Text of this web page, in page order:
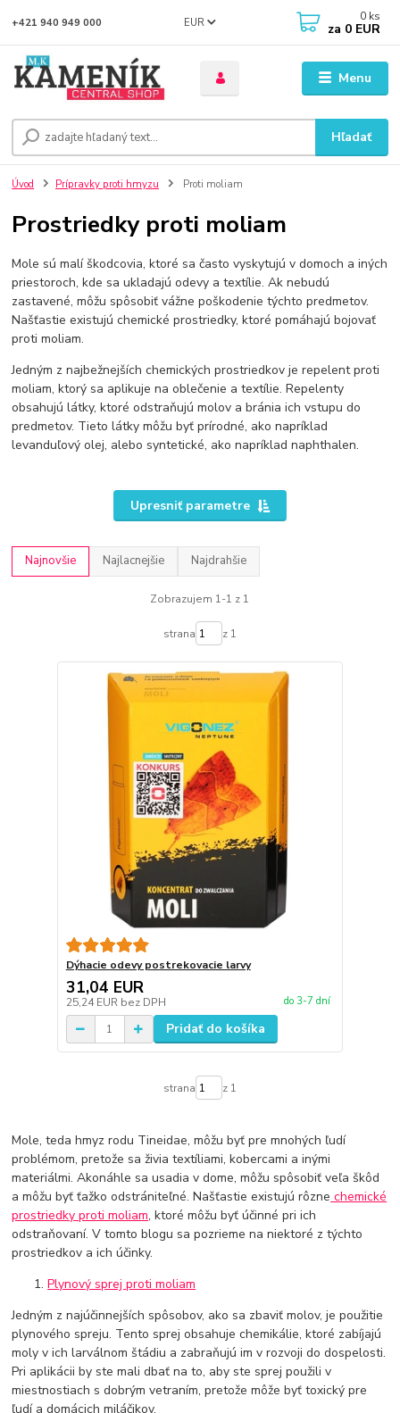
Menu
EUR
Hľadať
+421 940 949 000 0 ks
za 0 EUR
Úvod Prípravky proti hmyzu Proti moliam
Prostriedky proti moliam
Mole sú malí škodcovia, ktoré sa často vyskytujú v domoch a iných
priestoroch, kde sa ukladajú odevy a textílie. Ak nebudú
zastavené, môžu spôsobiť vážne poškodenie týchto predmetov.
Našťastie existujú chemické prostriedky, ktoré pomáhajú bojovať
proti moliam.
Jedným z najbežnejších chemických prostriedkov je repelent proti
moliam, ktorý sa aplikuje na oblečenie a textílie. Repelenty
obsahujú látky, ktoré odstraňujú molov a bránia ich vstupu do
predmetov. Tieto látky môžu byť prírodné, ako napríklad
levanduľový olej, alebo syntetické, ako napríklad naphthalen.
Upresniť parametre
Najnovšie Najlacnejšie Najdrahšie
Zobrazujem 1-1 z 1
strana z 1
Dýhacie odevy postrekovacie larvy
31,04 EUR
25,24 EUR bez DPH do 3-7 dní
Pridať do košíka
strana z 1
Mole, teda hmyz rodu Tineidae, môžu byť pre mnohých ľudí
problémom, pretože sa živia textíliami, kobercami a inými
materiálmi. Akonáhle sa usadia v dome, môžu spôsobiť veľa škôd
a môžu byť ťažko odstrániteľné. Našťastie existujú rôzne chemické
prostriedky proti moliam, ktoré môžu byť účinné pri ich
odstraňovaní. V tomto blogu sa pozrieme na niektoré z týchto
prostriedkov a ich účinky.
Plynový sprej proti moliam
Jedným z najúčinnejších spôsobov, ako sa zbaviť molov, je použitie
plynového spreju. Tento sprej obsahuje chemikálie, ktoré zabíjajú
moly v ich larválnom štádiu a zabraňujú im v rozvoji do dospelosti.
Pri aplikácii by ste mali dbať na to, aby ste sprej použili v
miestnostiach s dobrým vetraním, pretože môže byť toxický pre
ľudí a domácich miláčikov.